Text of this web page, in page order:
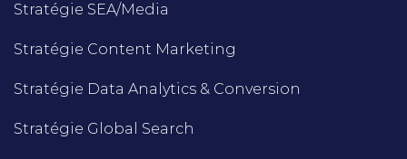
Stratégie SEA/Media
Stratégie Content Marketing
Stratégie Data Analytics & Conversion
Stratégie Global Search